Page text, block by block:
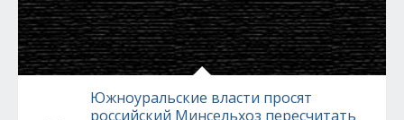
Южноуральские власти просят
российский Минсельхоз пересчитать